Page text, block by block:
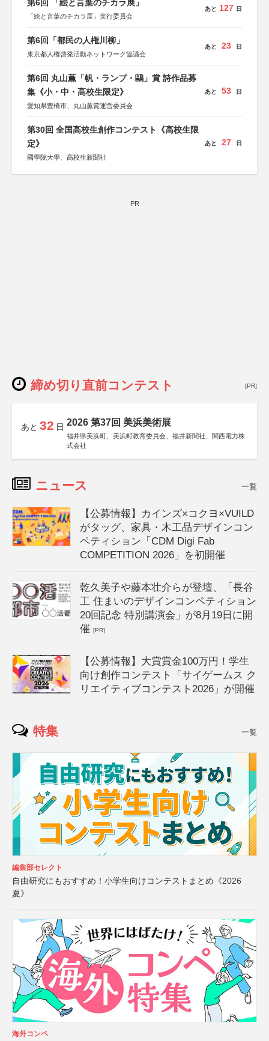
第6回 「絵と言葉のチカラ展」
「絵と言葉のチカラ展」実行委員会
あと 127 日
第6回「都民の人権川柳」
東京都人権啓発活動ネットワーク協議会
あと 23 日
第6回 丸山薫「帆・ランプ・鷗」賞 詩作品募
集《小・中・高校生限定》
愛知県豊橋市、丸山薫賞運営委員会
あと 53 日
第30回 全国高校生創作コンテスト《高校生限
定》
國學院大學、高校生新聞社
あと 27 日
PR
締め切り直前コンテスト [PR]
あと 32 日 2026 第37回 美浜美術展
福井県美浜町、美浜町教育委員会、福井新聞社、関西電力株
式会社
ニュース 一覧
【公募情報】カインズ×コクヨ×VUILD
がタッグ、家具・木工品デザインコン
ペティション「CDM Digi Fab
COMPETITION 2026」を初開催
乾久美子や藤本壮介らが登壇、「長谷
工 住まいのデザインコンペティション
20回記念 特別講演会」が8月19日に開
催[PR]
【公募情報】大賞賞金100万円！学生
向け創作コンテスト「サイゲームス ク
リエイティブコンテスト2026」が開催
特集 一覧
編集部セレクト
自由研究にもおすすめ！小学生向けコンテストまとめ《2026
夏》
海外コンペ